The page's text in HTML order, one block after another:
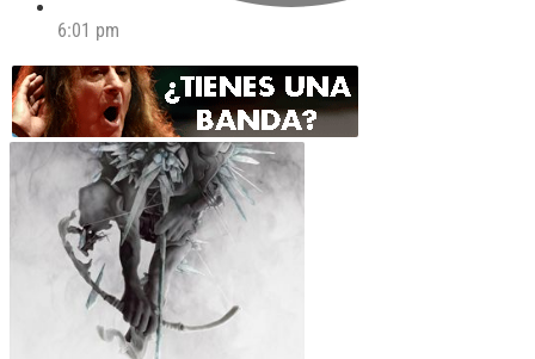
6:01 pm